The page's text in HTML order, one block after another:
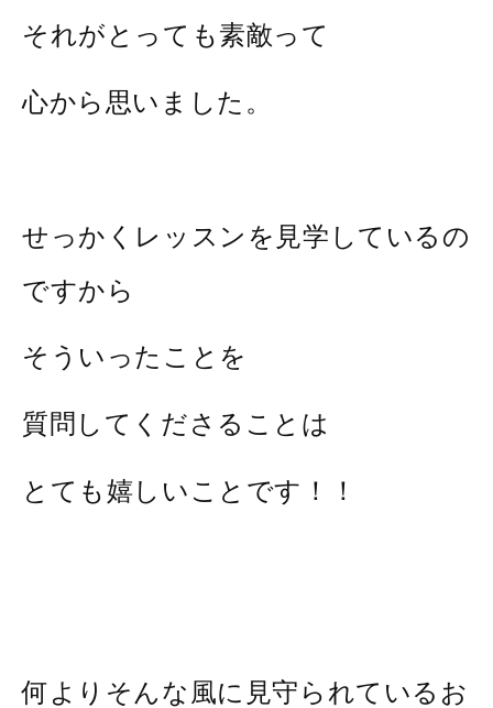
それがとっても素敵って
心から思いました。
せっかくレッスンを見学しているの
ですから
そういったことを
質問してくださることは
とても嬉しいことです！！
何よりそんな風に見守られているお